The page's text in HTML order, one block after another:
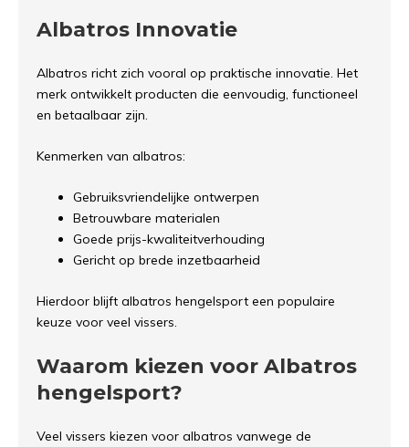
Albatros Innovatie
Albatros richt zich vooral op praktische innovatie. Het
merk ontwikkelt producten die eenvoudig, functioneel
en betaalbaar zijn.
Kenmerken van albatros:
Gebruiksvriendelijke ontwerpen
Betrouwbare materialen
Goede prijs-kwaliteitverhouding
Gericht op brede inzetbaarheid
Hierdoor blijft albatros hengelsport een populaire
keuze voor veel vissers.
Waarom kiezen voor Albatros
hengelsport?
Veel vissers kiezen voor albatros vanwege de